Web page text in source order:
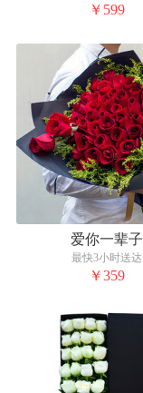
￥599
爱你一辈子
最快3小时送达
￥359